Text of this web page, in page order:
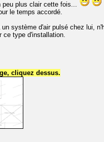
peu plus clair cette fois...
le temps accordé.
un système d'air pulsé chez lui,
ce type d'installation.
cliquez dessus.